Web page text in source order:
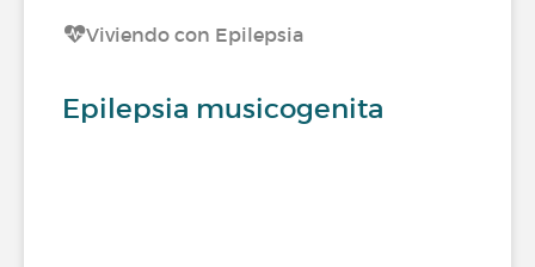
Viviendo con Epilepsia
Epilepsia musicogenita